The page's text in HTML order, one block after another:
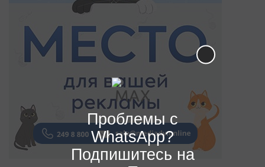
Проблемы с
WhatsApp?
Подпишитесь на